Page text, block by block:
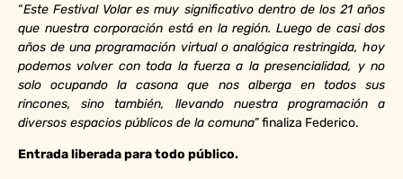
“Este Festival Volar es muy significativo dentro de los 21 años
que nuestra corporación está en la región. Luego de casi dos
años de una programación virtual o analógica restringida, hoy
podemos volver con toda la fuerza a la presencialidad, y no
solo ocupando la casona que nos alberga en todos sus
rincones, sino también, llevando nuestra programación a
diversos espacios públicos de la comuna” finaliza Federico.
Entrada liberada para todo público.